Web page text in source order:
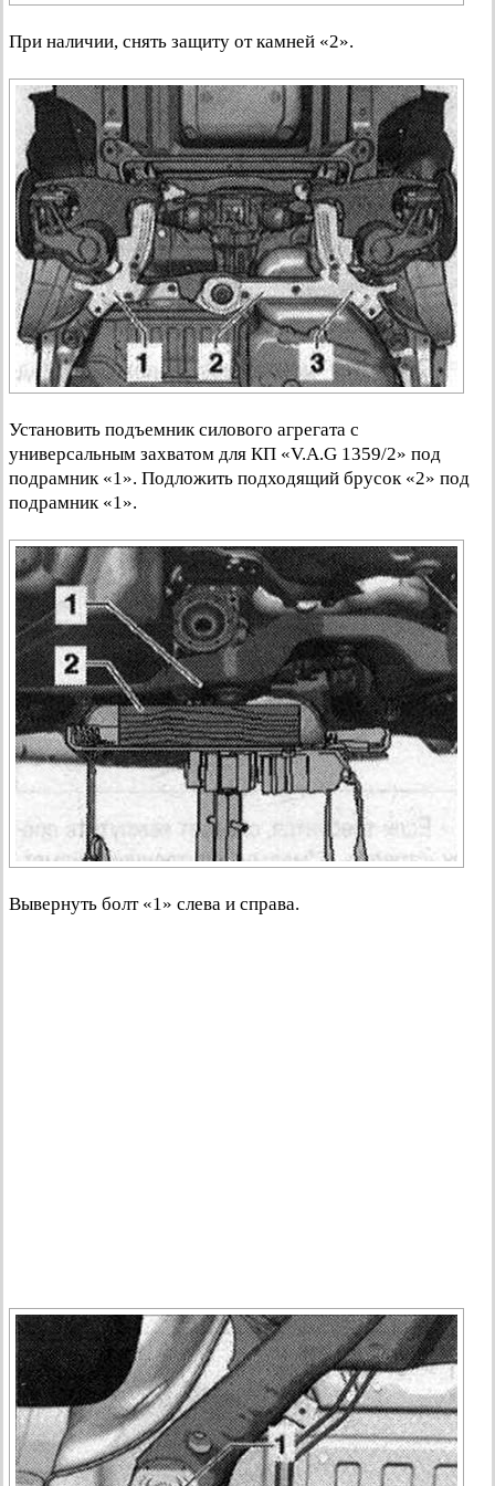
При наличии, снять защиту от камней «2».
Установить подъемник силового агрегата с
универсальным захватом для КП «V.A.G 1359/2» под
подрамник «1». Подложить подходящий брусок «2» под
подрамник «1».
Вывернуть болт «1» слева и справа.